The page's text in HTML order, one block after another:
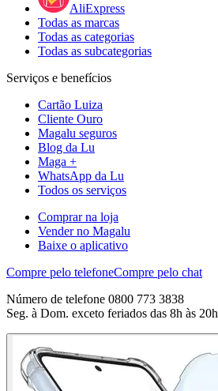
AliExpress
Todas as marcas
Todas as categorias
Todas as subcategorias
Serviços e benefícios
Cartão Luiza
Cliente Ouro
Magalu seguros
Blog da Lu
Maga +
WhatsApp da Lu
Todos os serviços
Comprar na loja
Vender no Magalu
Baixe o aplicativo
Compre pelo telefoneCompre pelo chat
Número de telefone 0800 773 3838
Seg. à Dom. exceto feriados das 8h às 20h